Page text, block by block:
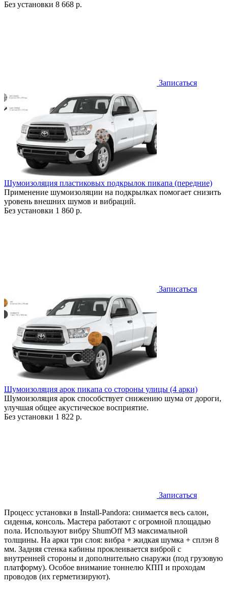
Без установки 8 668 р.
Записаться
Шумоизоляция пластиковых подкрылок пикапа (передние)
Применение шумоизоляции на подкрылках помогает снизить
уровень внешних шумов и вибраций.
Без установки 1 860 р.
Записаться
Шумоизоляция арок пикапа со стороны улицы (4 арки)
Шумоизоляция арок способствует снижению шума от дороги,
улучшая общее акустическое восприятие.
Без установки 1 822 р.
Записаться
Процесс установки в Install-Pandora: снимается весь салон,
сиденья, консоль. Мастера работают с огромной площадью
пола. Используют вибру ShumOff M3 максимальной
толщины. На арки три слоя: вибра + жидкая шумка + сплэн 8
мм. Задняя стенка кабины проклеивается виброй с
внутренней стороны и дополнительно снаружи (под грузовую
платформу). Особое внимание тоннелю КПП и проходам
проводов (их герметизируют).